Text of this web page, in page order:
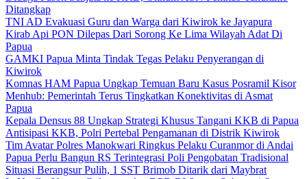
Ditangkap
TNI AD Evakuasi Guru dan Warga dari Kiwirok ke Jayapura
Kirab Api PON Dilepas Dari Sorong Ke Lima Wilayah Adat Di
Papua
GAMKI Papua Minta Tindak Tegas Pelaku Penyerangan di
Kiwirok
Komnas HAM Papua Ungkap Temuan Baru Kasus Posramil Kisor
Menhub: Pemerintah Terus Tingkatkan Konektivitas di Asmat
Papua
Kepala Densus 88 Ungkap Strategi Khusus Tangani KKB di Papua
Antisipasi KKB, Polri Pertebal Pengamanan di Distrik Kiwirok
Tim Avatar Polres Manokwari Ringkus Pelaku Curanmor di Andai
Papua Perlu Bangun RS Terintegrasi Poli Pengobatan Tradisional
Situasi Berangsur Pulih, 1 SST Brimob Ditarik dari Maybrat